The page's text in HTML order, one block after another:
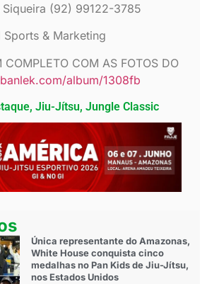
Siqueira (92) 99122-3785
Sports & Marketing
COM AS FOTOS DO
album/1308fb
, Jiu-Jítsu, Jungle Classic
Única representante do Amazonas,
White House conquista cinco
medalhas no Pan Kids de Jiu-Jítsu,
nos Estados Unidos